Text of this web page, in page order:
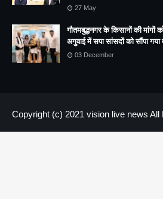
27 May
गौतमबुद्धनगर के किसानों की
अगुवाई में सपा सांसदों को सौंपा गया
03 December
Copyright (c) 2021 vision live news All